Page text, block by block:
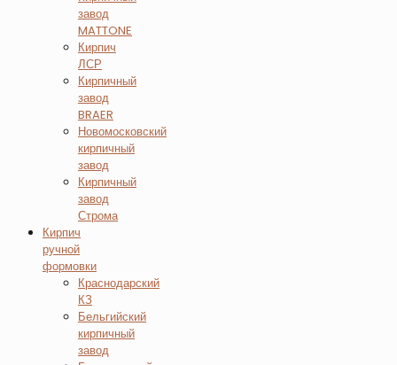
завод
MATTONE
Кирпич
ЛСР
Кирпичный
завод
BRAER
Новомосковский
кирпичный
завод
Кирпичный
завод
Строма
Кирпич
ручной
формовки
Краснодарский
КЗ
Бельгийский
кирпичный
завод